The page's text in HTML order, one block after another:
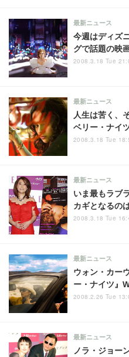
今週はディズ
グで話題の映
最新ニュース
2008.3.18 Tue
人生は苦く、
ベリー・ナイ
最新ニュース
2008.3.18 Tue
いま最もラブ
カギとなるの
最新ニュース
2008.3.18 Tue
ウォン・カー
ー・ナイツ』
最新ニュース
2008.2.26 Tue
ノラ・ジョー
最新ニュース